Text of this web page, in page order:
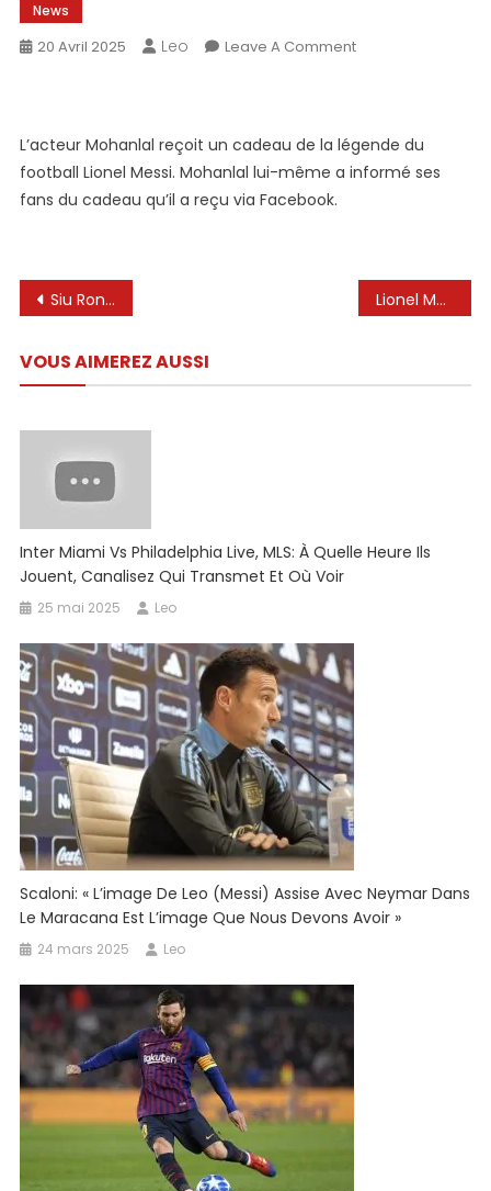
News
20 Avril 2025 Leo Leave A CommentOn
Légende
Du
Cadeau
L’acteur Mohanlal reçoit un cadeau de la légende du
football Lionel Messi. Mohanlal lui-même a informé ses
fans du cadeau qu’il a reçu via Facebook.
Navigation
l’article
Siu Ronaldo & Messi & Haaland 🆚 Mrbeast & Karl & Nolan 🇵🇹🇧🇷🇧🇻🤯⚽🐐 Lionel Messi remet Columbus Crew First MLS Perte de saison
VOUS AIMEREZ AUSSI
Inter Miami Vs Philadelphia Live, MLS: À Quelle Heure Ils
Jouent, Canalisez Qui Transmet Et Où Voir
25 mai 2025 Leo
Scaloni: « L’image De Leo (Messi) Assise Avec Neymar Dans
Le Maracana Est L’image Que Nous Devons Avoir »
24 mars 2025 Leo